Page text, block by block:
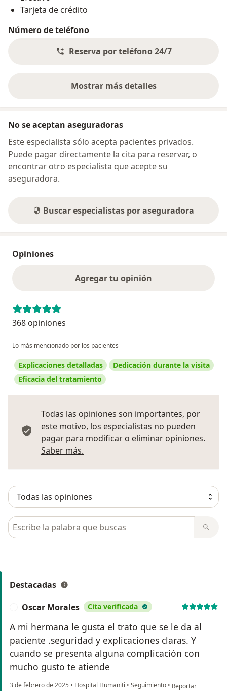
Tarjeta de crédito
Número de teléfono
Reserva por teléfono 24/7
Mostrar más detalles
sobre la dirección
No se aceptan aseguradoras
Este especialista sólo acepta pacientes privados.
Puede pagar directamente la cita para reservar, o
encontrar otro especialista que acepte su
aseguradora.
Buscar especialistas por aseguradora
Opiniones
Agregar tu opinión
368 opiniones
Lo más mencionado por los pacientes
Explicaciones detalladas
Dedicación durante la visita
Eficacia del tratamiento
Todas las opiniones son importantes, por
este motivo, los especialistas no pueden
pagar para modificar o eliminar opiniones.
Saber más.
Busca en opiniones
Destacadas
Oscar Morales Cita verificada
A mi hermana le gusta el trato que se le da al
paciente .seguridad y explicaciones claras. Y
cuando se presenta alguna complicación con
mucho gusto te atiende
3 de febrero de 2025 • Hospital Humaniti • Seguimiento • en opinión del
Reportar